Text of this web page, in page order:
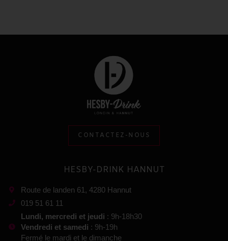
CONTACTEZ-NOUS
HESBY-DRINK HANNUT
Route de landen 61, 4280 Hannut
019 51 61 11
Lundi, mercredi et jeudi : 9h-18h30
Vendredi et samedi : 9h-19h
Fermé le mardi et le dimanche